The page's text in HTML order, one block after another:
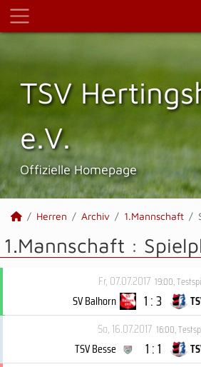
TSV
e.V.
Offizielle Homepage
Herren Archiv 1.Mannschaft
1.Mannschaft :
Fr, 07.07.2017 19:00,
SV Balhorn 1 : 3
So, 16.07.2017 16:00,
TSV Besse 1 : 1